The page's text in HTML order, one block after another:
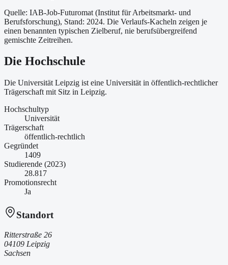
Quelle: IAB-Job-Futuromat (Institut für Arbeitsmarkt- und
Berufsforschung), Stand: 2024. Die Verlaufs-Kacheln zeigen je
einen benannten typischen Zielberuf, nie berufsübergreifend
gemischte Zeitreihen.
Die Hochschule
Die Universität Leipzig ist eine Universität in öffentlich-rechtlicher
Trägerschaft mit Sitz in Leipzig.
Hochschultyp
Universität
Trägerschaft
öffentlich-rechtlich
Gegründet
1409
Studierende (2023)
28.817
Promotionsrecht
Ja
Standort
Ritterstraße 26
04109 Leipzig
Sachsen